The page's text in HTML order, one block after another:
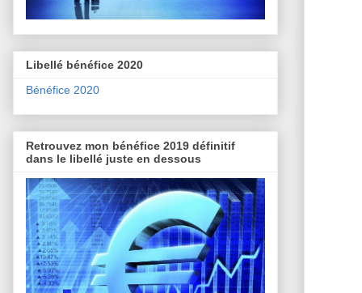
Libellé bénéfice 2020
Bénéfice 2020
Retrouvez mon bénéfice 2019 définitif
dans le libellé juste en dessous